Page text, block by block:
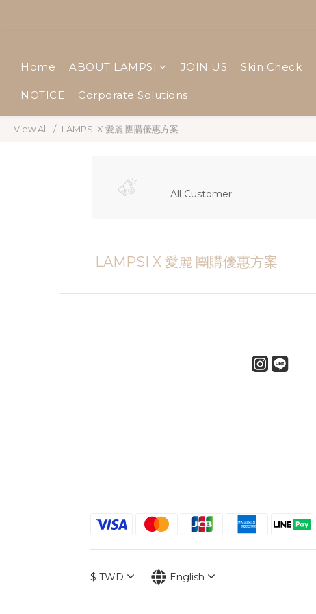
Home ABOUT LAMPSI JOIN US Skin Check
NOTICE Corporate Solutions
View All LAMPSI X 愛麗 團購優惠方案
All Customer
LAMPSI X 愛麗 團購優惠方案
$ TWD English